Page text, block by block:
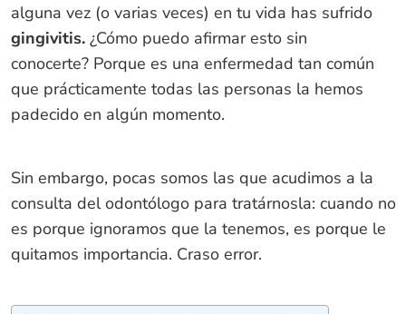
alguna vez (o varias veces) en tu vida has sufrido
gingivitis.¿Cómo puedo afirmar esto sin
conocerte? Porque es una enfermedad tan común
que prácticamente todas las personas la hemos
padecido en algún momento.
Sin embargo, pocas somos las que acudimos a la
consulta del odontólogo para tratárnosla: cuando no
es porque ignoramos que la tenemos, es porque le
quitamos importancia. Craso error.